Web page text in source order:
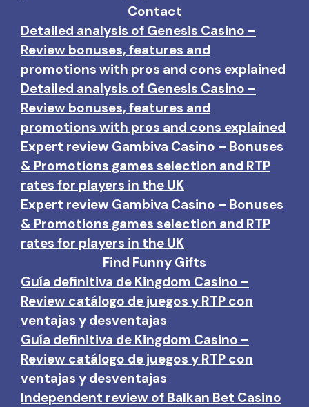
Contact
Detailed analysis of Genesis Casino –
Review bonuses, features and
promotions with pros and cons explained
Detailed analysis of Genesis Casino –
Review bonuses, features and
promotions with pros and cons explained
Expert review Gambiva Casino – Bonuses
& Promotions games selection and RTP
rates for players in the UK
Expert review Gambiva Casino – Bonuses
& Promotions games selection and RTP
rates for players in the UK
Find Funny Gifts
Guía definitiva de Kingdom Casino –
Review catálogo de juegos y RTP con
ventajas y desventajas
Guía definitiva de Kingdom Casino –
Review catálogo de juegos y RTP con
ventajas y desventajas
Independent review of Balkan Bet Casino